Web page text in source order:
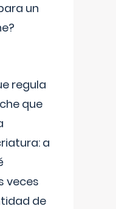
un
regula
que
a
veces
de